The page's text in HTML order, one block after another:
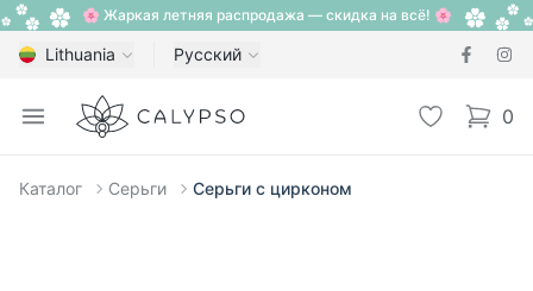
🌸 Жаркая летняя распродажа — скидка на всё! 🌸
Lithuania Русский
Open menu
Calypso Избранное
0
items
Каталог Серьги Серьги с цирконом